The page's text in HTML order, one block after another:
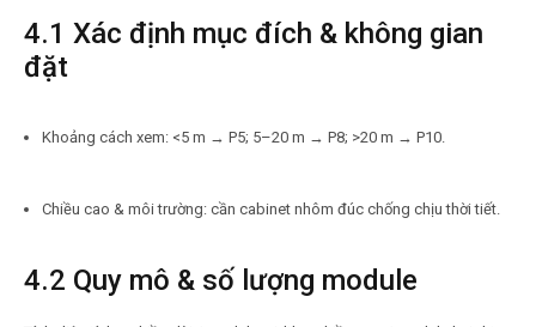
4.1 Xác định mục đích & không gian
đặt
Khoảng cách xem: <5 m → P5; 5–20 m → P8; >20 m → P10.
Chiều cao & môi trường: cần cabinet nhôm đúc chống chịu thời tiết.
4.2 Quy mô & số lượng module